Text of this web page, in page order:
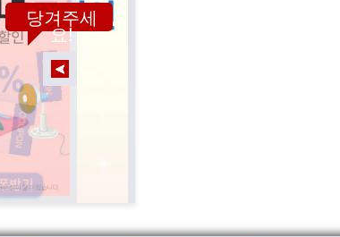
당겨주세
요!